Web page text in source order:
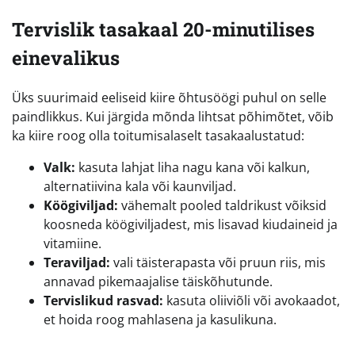
Tervislik tasakaal 20-minutilises
einevalikus
Üks suurimaid eeliseid kiire õhtusöögi puhul on selle
paindlikkus. Kui järgida mõnda lihtsat põhimõtet, võib
ka kiire roog olla toitumisalaselt tasakaalustatud:
Valk: kasuta lahjat liha nagu kana või kalkun,
alternatiivina kala või kaunviljad.
Köögiviljad: vähemalt pooled taldrikust võiksid
koosneda köögiviljadest, mis lisavad kiudaineid ja
vitamiine.
Teraviljad: vali täisterapasta või pruun riis, mis
annavad pikemaajalise täiskõhutunde.
Tervislikud rasvad: kasuta oliiviõli või avokaadot,
et hoida roog mahlasena ja kasulikuna.